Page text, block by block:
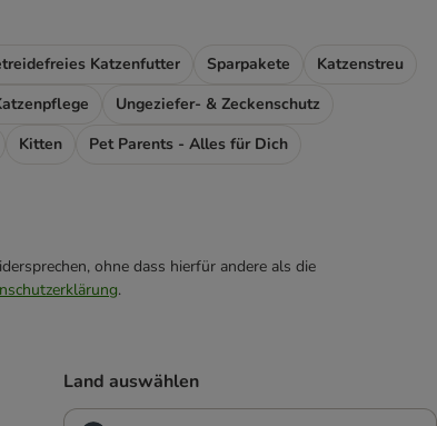
Katzenfutter Sparpakete
Katzenstreu
Ungeziefer- & Zeckenschutz
Kitten Pet Parents - Alles für Dich
ohne dass hierfür andere als die
.
Land auswählen